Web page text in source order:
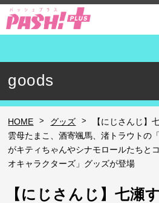
goods
HOME > グッズ >
【にじさんじ】
雲母たまこ、酒寄颯馬、渚トラウトの
がキティちゃんやシナモロールたちと
オキャラクターズ」グッズが登場
【にじさんじ】七瀬